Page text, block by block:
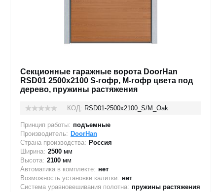
Секционные гаражные ворота DoorHan
RSD01 2500x2100 S-гофр, M-гофр цвета под
дерево, пружины растяжения
КОД: RSD01-2500х2100_S/M_Oak
Принцип работы: подъемные
Производитель: DoorHan
Страна производства: Россия
Ширина: 2500 мм
Высота: 2100 мм
Автоматика в комплекте: нет
Возможность установки калитки: нет
Система уравновешивания полотна: пружины растяжения